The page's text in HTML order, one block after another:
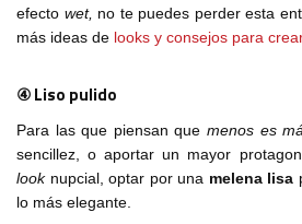
efecto wet, no te puedes perder esta
más ideas de looks y consejos para
④ Liso pulido
Para las que piensan que menos es
sencillez, o aportar un mayor
look nupcial, optar por una melena lisa
lo más elegante.